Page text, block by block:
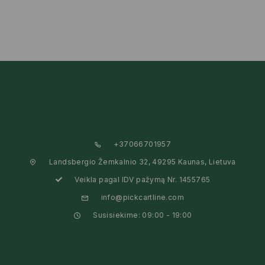
+37066701957
Landsbergio Žemkalnio 32, 49295 Kaunas, Lietuva
Veikla pagal IDV pažymą Nr. 1455765
info@pickcartline.com
Susisiekime: 09:00 - 19:00